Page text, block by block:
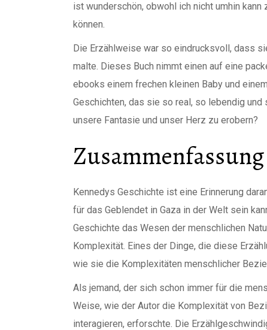
ist wunderschön, obwohl ich nicht umhin
können.
Die Erzählweise war so eindrucksvoll, dass
malte. Dieses Buch nimmt einen auf eine
ebooks einem frechen kleinen Baby und
Geschichten, das sie so real, so lebendig
unsere Fantasie und unser Herz zu erobern?
Kennedys Geschichte ist eine Erinnerung
für das Geblendet in Gaza in der Welt sein
Geschichte das Wesen der menschlichen
Komplexität. Eines der Dinge, die diese
wie sie die Komplexitäten menschlicher
Als jemand, der sich schon immer für die
Weise, wie der Autor die Komplexität von
interagieren, erforschte. Die